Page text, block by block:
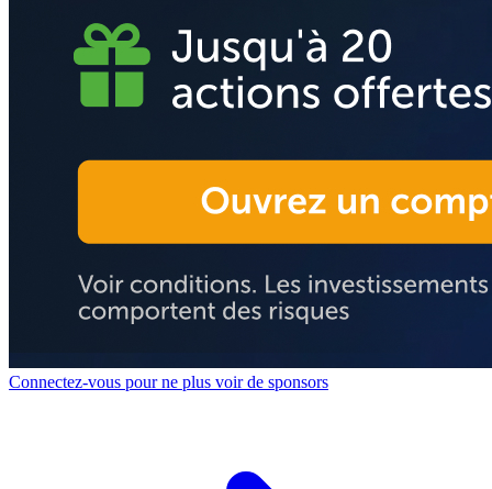
Connectez-vous pour ne plus voir de sponsors